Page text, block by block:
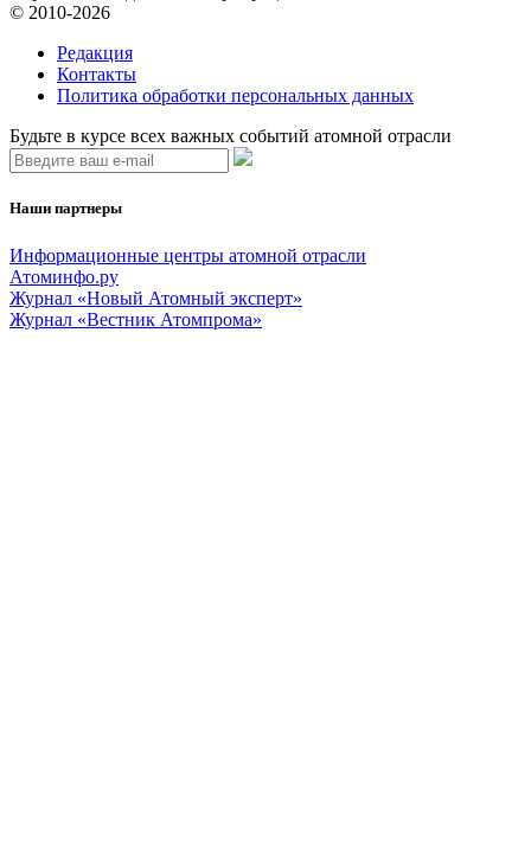
© 2010-2026
Редакция
Контакты
Политика обработки персональных данных
Будьте в курсе всех важных событий атомной отрасли
Наши партнеры
Информационные центры атомной отрасли
Атоминфо.ру
Журнал «Новый Атомный эксперт»
Журнал «Вестник Атомпрома»